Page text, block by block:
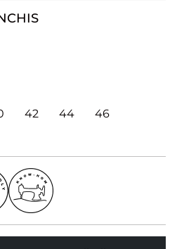
42 44
46